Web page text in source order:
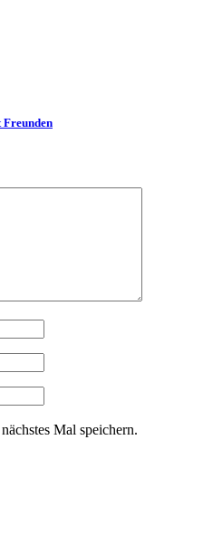
Freunden
Mal speichern.